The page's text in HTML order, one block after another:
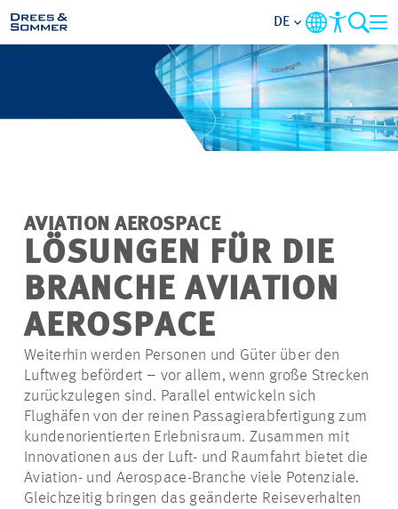
MARKETS
SERVICES
IM FOKUS
KARRIERE
PROJEKTE
KONTAKT
DE
AVIATION AEROSPACE
LÖSUNGEN FÜR DIE
BRANCHE AVIATION
AEROSPACE
Weiterhin werden Personen und Güter über den
Luftweg befördert – vor allem, wenn große Strecken
zurückzulegen sind. Parallel entwickeln sich
Flughäfen von der reinen Passagierabfertigung zum
kundenorientierten Erlebnisraum. Zusammen mit
Innovationen aus der Luft- und Raumfahrt bietet die
Aviation- und Aerospace-Branche viele Potenziale.
Gleichzeitig bringen das geänderte Reiseverhalten